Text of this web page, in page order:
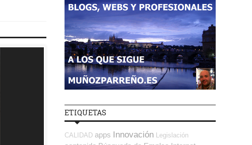
ETIQUETAS
CALIDAD apps Innovación Legislación